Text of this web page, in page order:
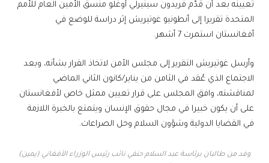
تعيينه بعد أن قدّم فريدون سينيرلي أوغلو منسق الأمين العام للأمم
المتحدة تقريرا إلى أنطونيو غوتيريش إثر دراسة للوضع في
أفغانستان استمرت 7 أشهر.
وأرسل غوتيريش التقرير إلى مجلس الأمن لاتخاذ القرار بشأنه، وبعد
الاجتماع الذي عُقد في الثامن من يناير/كانون الثاني الماضي
لمناقشته، وافق المجلس على قرار تعيين ممثل خاص لأفغانستان
على أن يكون خبيرا في مجال حقوق الإنسان ويتمتع بالخبرة اللازمة
في القضايا الدولية وشؤون السلام وحل الصراعات.
وفد من طالبان برئاسة عبد السلام حنفي نائب رئيس الوزراء الأفغاني (يمين)